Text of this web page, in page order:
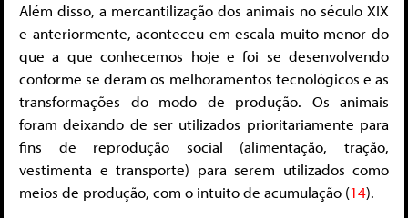
Além disso, a mercantilização dos animais no século XIX
e anteriormente, aconteceu em escala muito menor do
que a que conhecemos hoje e foi se desenvolvendo
conforme se deram os melhoramentos tecnológicos e as
transformações do modo de produção. Os animais
foram deixando de ser utilizados prioritariamente para
fins de reprodução social (alimentação, tração,
vestimenta e transporte) para serem utilizados como
meios de produção, com o intuito de acumulação (14).